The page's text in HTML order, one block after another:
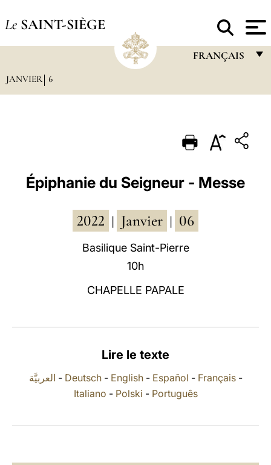
Le SAINT-SIÈGE
FRANÇAIS
PORTUGUÊS
ESPAÑOL
POLSKI
JANVIER 6
Épiphanie du Seigneur - Messe
2022 Janvier 06
Basilique Saint-Pierre
10h
CHAPELLE PAPALE
Lire le texte
العربيَّة - Deutsch- English- Español - Français-
Italiano - Polski - Português